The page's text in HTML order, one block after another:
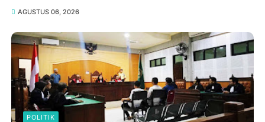
AGUSTUS 06, 2026
POLITIK